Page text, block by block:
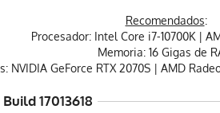
Recomendados:
Procesador: Intel Core i7-10700K |
Memoria: 16 Gigas de
NVIDIA GeForce RTX 2070S | AMD
17013618